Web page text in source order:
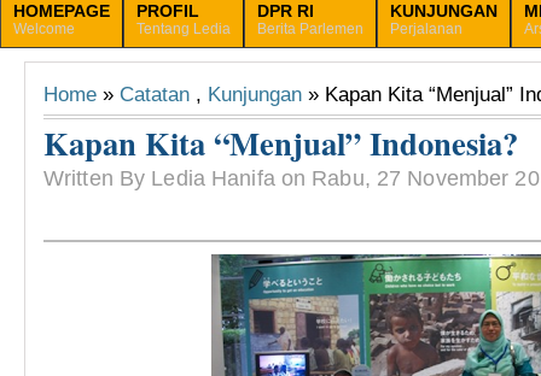
HOMEPAGE
Welcome
PROFIL
Tentang Ledia
DPR RI
Berita Parlemen
KUNJUNGAN
Perjalanan
Home » Catatan , Kunjungan » Kapan Kita “Menjual”
Kapan Kita “Menjual” Indonesia?
Written By Ledia Hanifa on Rabu, 27 November